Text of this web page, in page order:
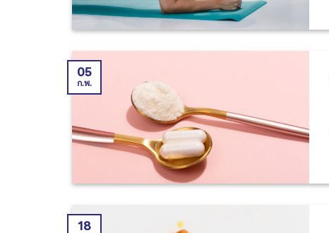
05
ก.พ.
18